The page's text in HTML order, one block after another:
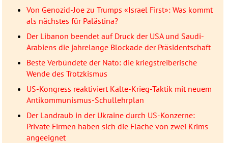
Von Genozid-Joe zu Trumps «Israel First»: Was kommt
als nächstes für Palästina?
Der Libanon beendet auf Druck der USA und Saudi-
Arabiens die jahrelange Blockade der Präsidentschaft
Beste Verbündete der Nato: die kriegstreiberische
Wende des Trotzkismus
US-Kongress reaktiviert Kalte-Krieg-Taktik mit neuem
Antikommunismus-Schullehrplan
Der Landraub in der Ukraine durch US-Konzerne:
Private Firmen haben sich die Fläche von zwei Krims
angeeignet